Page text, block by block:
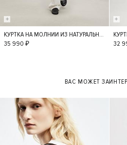
S
КУРТКА НА МОЛНИИ ИЗ НАТУРАЛЬНОЙ КОЖИ
35 990 ₽
32
ВАС МОЖЕТ